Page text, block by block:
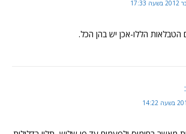
הטבלאות הללו-אכן יש בהן הכל.